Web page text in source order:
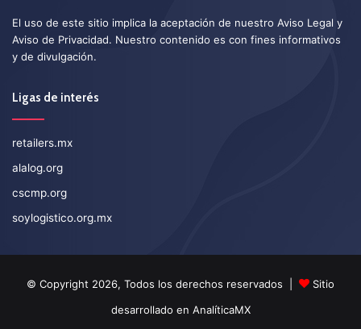
El uso de este sitio implica la aceptación de nuestro Aviso Legal y
Aviso de Privacidad. Nuestro contenido es con fines informativos
y de divulgación.
Ligas de interés
retailers.mx
alalog.org
cscmp.org
soylogistico.org.mx
© Copyright 2026, Todos los derechos reservados |
Sitio
desarrollado en AnalíticaMX